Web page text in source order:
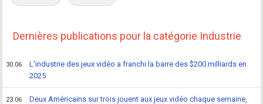
Dernières publications pour la catégorie Industrie
30.06
L'industrie des jeux vidéo a franchi la barre des $200 milliards en
2025
23.06
Deux Américains sur trois jouent aux jeux vidéo chaque semaine,